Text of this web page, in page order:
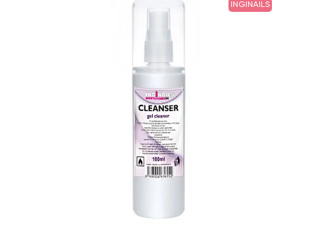
INGINAILS